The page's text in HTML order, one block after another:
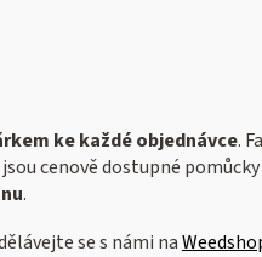
ke každé objednávce.
jsou cenově dostupné
.
se s námi na